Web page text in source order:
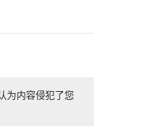
为内容侵犯了您